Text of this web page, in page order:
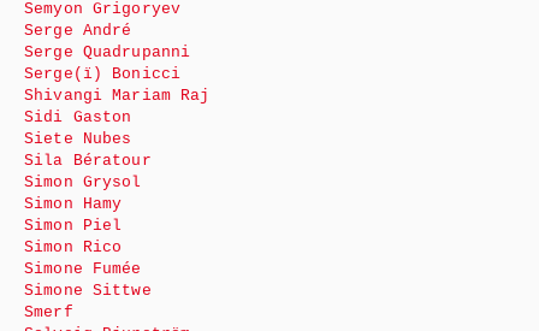
Semyon Grigoryev
Serge André
Serge Quadrupanni
Serge(ï) Bonicci
Shivangi Mariam Raj
Sidi Gaston
Siete Nubes
Sila Bératour
Simon Grysol
Simon Hamy
Simon Piel
Simon Rico
Simone Fumée
Simone Sittwe
Smerf